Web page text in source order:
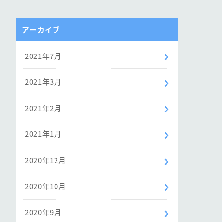
アーカイブ
2021年7月
2021年3月
2021年2月
2021年1月
2020年12月
2020年10月
2020年9月